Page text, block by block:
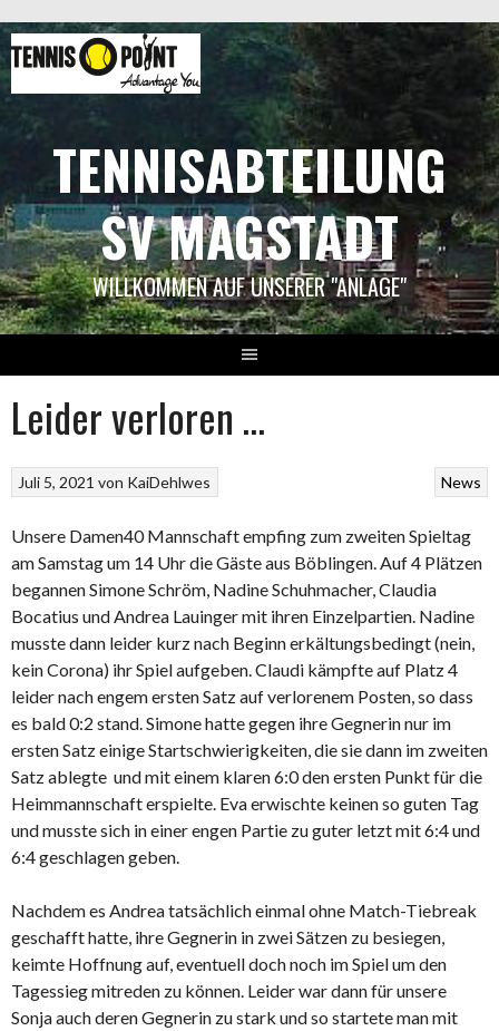
zum
Inhalt
TENNISABTEILUNG
SV MAGSTADT
WILLKOMMEN AUF UNSERER "ANLAGE"
Leider verloren …
News
Juli 5, 2021 von KaiDehlwes
Unsere Damen40 Mannschaft empfing zum zweiten Spieltag
am Samstag um 14 Uhr die Gäste aus Böblingen. Auf 4 Plätzen
begannen Simone Schröm, Nadine Schuhmacher, Claudia
Bocatius und Andrea Lauinger mit ihren Einzelpartien. Nadine
musste dann leider kurz nach Beginn erkältungsbedingt (nein,
kein Corona) ihr Spiel aufgeben. Claudi kämpfte auf Platz 4
leider nach engem ersten Satz auf verlorenem Posten, so dass
es bald 0:2 stand. Simone hatte gegen ihre Gegnerin nur im
ersten Satz einige Startschwierigkeiten, die sie dann im zweiten
Satz ablegte und mit einem klaren 6:0 den ersten Punkt für die
Heimmannschaft erspielte. Eva erwischte keinen so guten Tag
und musste sich in einer engen Partie zu guter letzt mit 6:4 und
6:4 geschlagen geben.
Nachdem es Andrea tatsächlich einmal ohne Match-Tiebreak
geschafft hatte, ihre Gegnerin in zwei Sätzen zu besiegen,
keimte Hoffnung auf, eventuell doch noch im Spiel um den
Tagessieg mitreden zu können. Leider war dann für unsere
Sonja auch deren Gegnerin zu stark und so startete man mit